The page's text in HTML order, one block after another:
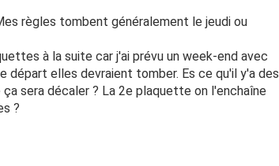
règles tombent généralement le jeudi ou
à la suite car j'ai prévu un week-end avec
départ elles devraient tomber. Es ce qu'il y'a des
sera décaler ? La 2e plaquette on l'enchaîne
?